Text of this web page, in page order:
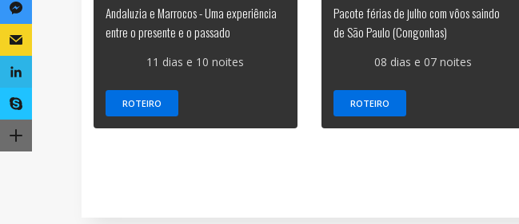
Andaluzia e Marrocos - Uma experiência
entre o presente e o passado
11 dias e 10 noites
ROTEIRO
Pacote férias de julho com vôos saindo
de São Paulo (Congonhas)
08 dias e 07 noites
ROTEIRO